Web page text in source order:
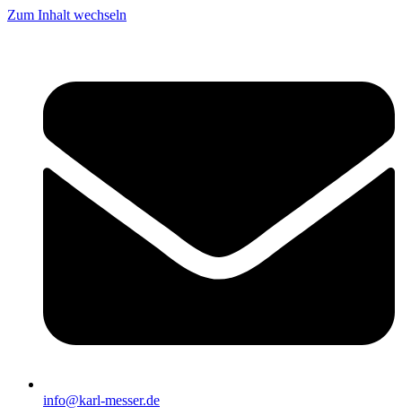
Zum Inhalt wechseln
info@karl-messer.de